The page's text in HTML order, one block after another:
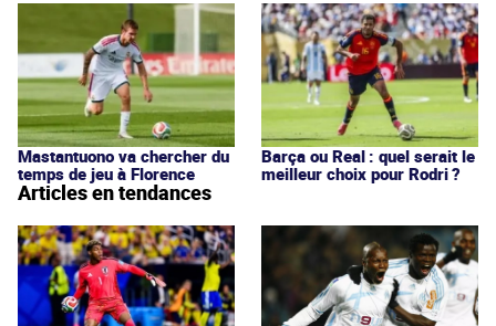
Mastantuono va chercher du
temps de jeu à Florence
Barça ou Real : quel serait le
meilleur choix pour Rodri ?
Articles en tendances